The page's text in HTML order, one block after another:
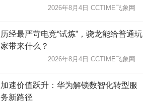
2026年8月4日 CCTIME飞象网
历经最严苛电竞“试炼”，骁龙能给普通玩
家带来什么？
2026年8月4日 CCTIME飞象网
加速价值跃升：华为解锁数智化转型服
务新路径